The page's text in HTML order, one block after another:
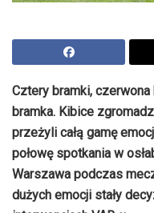
Cztery bramki, czerwona
bramka. Kibice
przeżyli całą gamę
połowę spotkania w
Warszawa podczas
dużych emocji stały